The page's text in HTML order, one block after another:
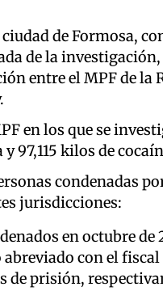
de Formosa,
de la investigación,
entre el MPF de la
en los que se
97,115 kilos de
condenadas
jurisdicciones:
en octubre de
con el fiscal
de prisión,